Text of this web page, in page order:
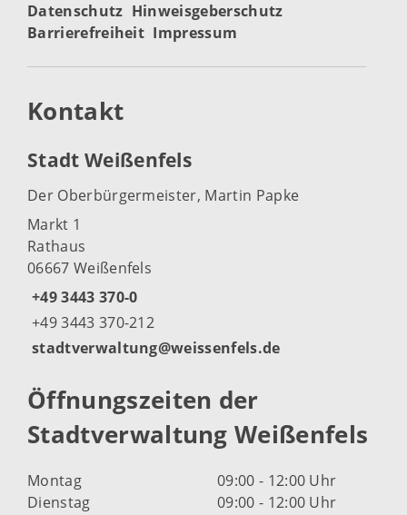
Datenschutz Hinweisgeberschutz
Barrierefreiheit Impressum
Kontakt
Stadt Weißenfels
Der Oberbürgermeister, Martin Papke
Markt 1
Rathaus
06667 Weißenfels
+49 3443 370-0
+49 3443 370-212
stadtverwaltung@weissenfels.de
Öffnungszeiten der
Stadtverwaltung Weißenfels
Montag
09:00 - 12:00 Uhr
Dienstag
09:00 - 12:00 Uhr